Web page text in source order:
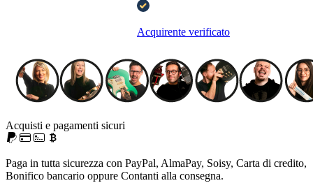
Acquirente verificato
Acquisti e pagamenti sicuri
Paga in tutta sicurezza con PayPal, AlmaPay, Soisy, Carta di credito,
Bonifico bancario oppure Contanti alla consegna.